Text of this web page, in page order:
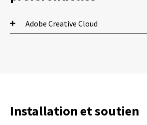
Adobe Creative Cloud
PDF. Acrobat Pro, Photoshop,
Installation et soutien